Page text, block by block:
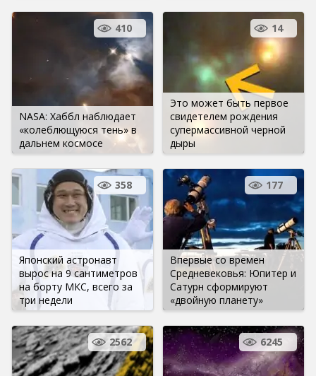
NASA: Хаббл наблюдает
«колеблющуюся тень» в
дальнем космосе
410
Это может быть первое
свидетелем рождения
супермассивной черной
дыры
14
Японский астронавт
вырос на 9 сантиметров
на борту МКС, всего за
три недели
358
Впервые со времен
Средневековья: Юпитер и
Сатурн сформируют
«двойную планету»
177
2562 6245